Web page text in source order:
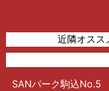
近隣オスス
SANパーク駒込No.5